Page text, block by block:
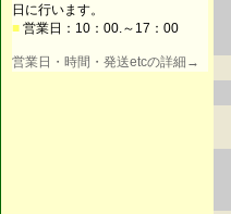
日に行います。
■ 営業日：10：00.～17：00
営業日・時間・発送etcの詳細→